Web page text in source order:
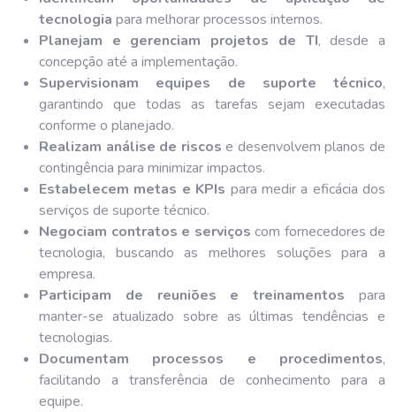
tecnologia para melhorar processos internos.
Planejam e gerenciam projetos de TI, desde a
concepção até a implementação.
Supervisionam equipes de suporte técnico,
garantindo que todas as tarefas sejam executadas
conforme o planejado.
Realizam análise de riscos e desenvolvem planos de
contingência para minimizar impactos.
Estabelecem metas e KPIs para medir a eficácia dos
serviços de suporte técnico.
Negociam contratos e serviços com fornecedores de
tecnologia, buscando as melhores soluções para a
empresa.
Participam de reuniões e treinamentos para
manter-se atualizado sobre as últimas tendências e
tecnologias.
Documentam processos e procedimentos,
facilitando a transferência de conhecimento para a
equipe.